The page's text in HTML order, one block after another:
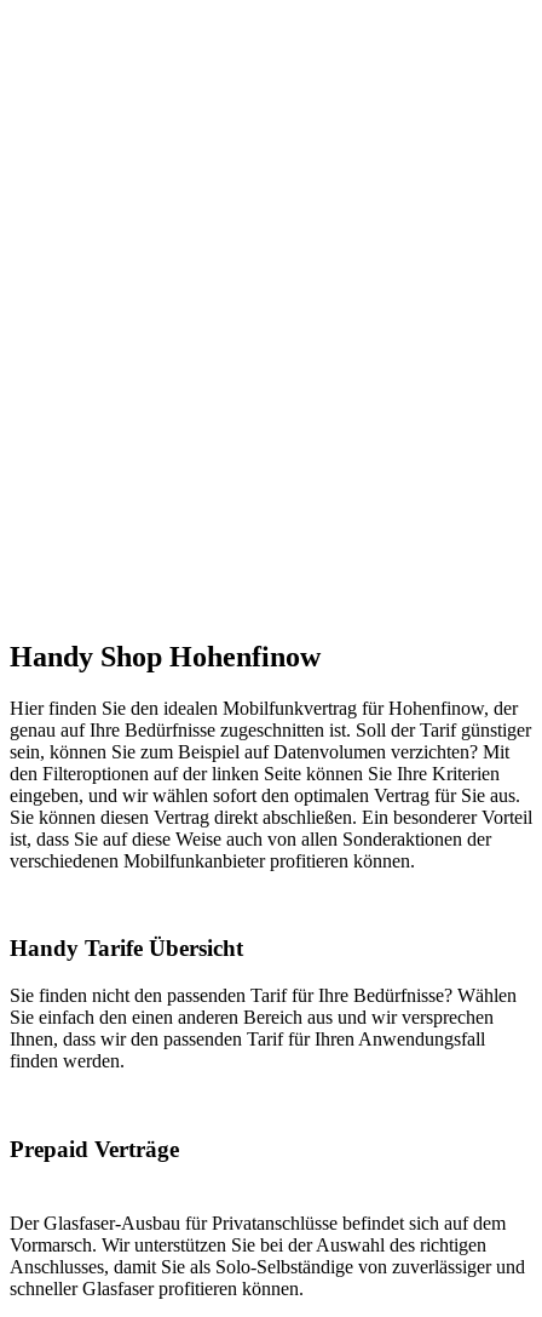
Handy Shop Hohenfinow
Hier finden Sie den idealen Mobilfunkvertrag für Hohenfinow, der
genau auf Ihre Bedürfnisse zugeschnitten ist. Soll der Tarif günstiger
sein, können Sie zum Beispiel auf Datenvolumen verzichten? Mit
den Filteroptionen auf der linken Seite können Sie Ihre Kriterien
eingeben, und wir wählen sofort den optimalen Vertrag für Sie aus.
Sie können diesen Vertrag direkt abschließen. Ein besonderer Vorteil
ist, dass Sie auf diese Weise auch von allen Sonderaktionen der
verschiedenen Mobilfunkanbieter profitieren können.
Handy Tarife Übersicht
Sie finden nicht den passenden Tarif für Ihre Bedürfnisse? Wählen
Sie einfach den einen anderen Bereich aus und wir versprechen
Ihnen, dass wir den passenden Tarif für Ihren Anwendungsfall
finden werden.
Prepaid Verträge
Der Glasfaser-Ausbau für Privatanschlüsse befindet sich auf dem
Vormarsch. Wir unterstützen Sie bei der Auswahl des richtigen
Anschlusses, damit Sie als Solo-Selbständige von zuverlässiger und
schneller Glasfaser profitieren können.